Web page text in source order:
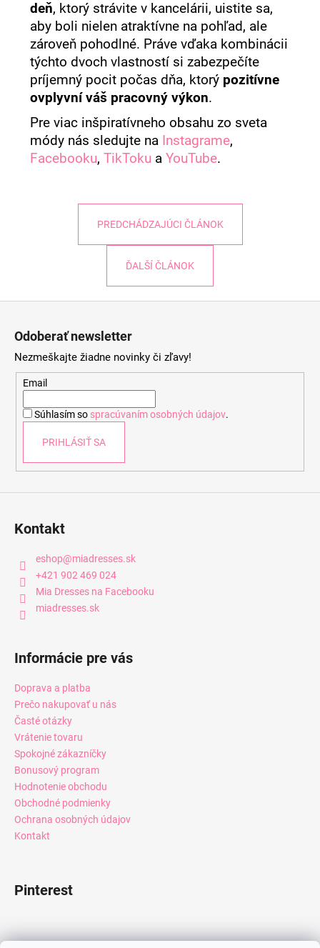
deň, ktorý strávite v kancelárii, uistite sa,
aby boli nielen atraktívne na pohľad, ale
zároveň pohodlné. Práve vďaka kombinácii
týchto dvoch vlastností si zabezpečíte
príjemný pocit počas dňa, ktorý pozitívne
ovplyvní váš pracovný výkon.
Pre viac inšpiratívneho obsahu zo sveta
módy nás sledujte na Instagrame,
Facebooku,TikToku aYouTube.
PREDCHÁDZAJÚCI ČLÁNOK
ĎALŠÍ ČLÁNOK
Odoberať newsletter
Nezmeškajte žiadne novinky či zľavy!
Email
Súhlasím so spracúvaním osobných údajov.
PRIHLÁSIŤ SA
Kontakt
eshop@miadresses.sk
+421 902 469 024
Mia Dresses na Facebooku
miadresses.sk
Informácie pre vás
Doprava a platba
Prečo nakupovať u nás
Časté otázky
Vrátenie tovaru
Spokojné zákazníčky
Bonusový program
Hodnotenie obchodu
Obchodné podmienky
Ochrana osobných údajov
Kontakt
Pinterest